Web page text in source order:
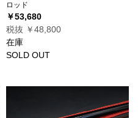
ロッド
￥53,680
税抜 ￥48,800
在庫
SOLD OUT